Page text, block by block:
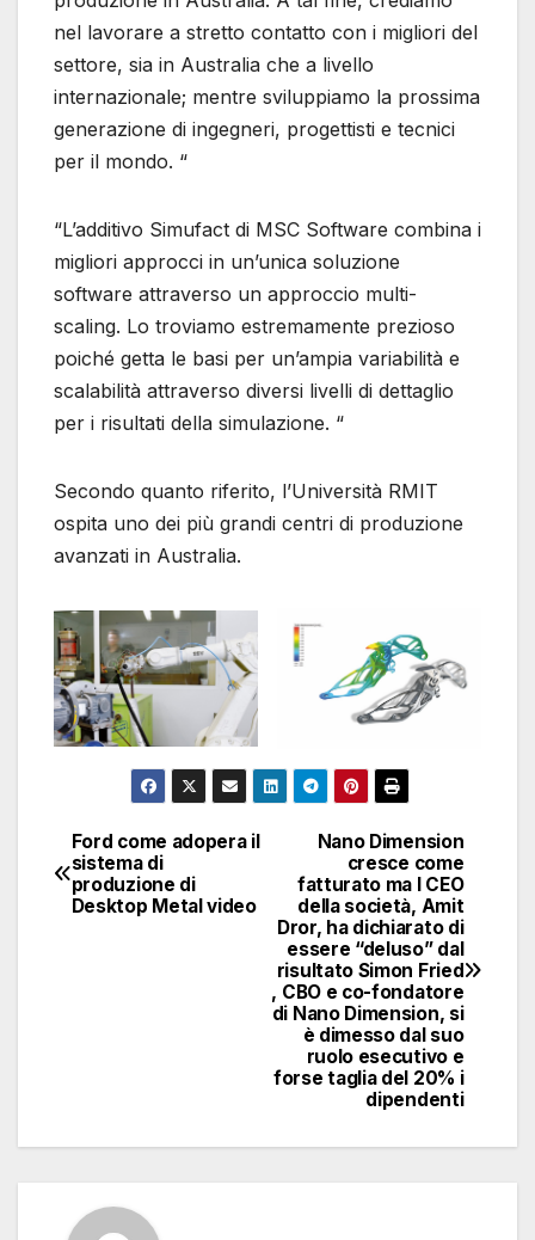
nel lavorare a stretto contatto con i migliori del
settore, sia in Australia che a livello
internazionale; mentre sviluppiamo la prossima
generazione di ingegneri, progettisti e tecnici
per il mondo. “
“L’additivo Simufact di MSC Software combina i
migliori approcci in un’unica soluzione
software attraverso un approccio multi-
scaling. Lo troviamo estremamente prezioso
poiché getta le basi per un’ampia variabilità e
scalabilità attraverso diversi livelli di dettaglio
per i risultati della simulazione. “
Secondo quanto riferito, l’Università RMIT
ospita uno dei più grandi centri di produzione
avanzati in Australia.
Navigazione
articoli
Nano Dimension
cresce come
fatturato ma l CEO
della società, Amit
Dror, ha dichiarato di
essere “deluso” dal
risultato Simon Fried
, CBO e co-fondatore
di Nano Dimension, si
è dimesso dal suo
ruolo esecutivo e
forse taglia del 20% i
dipendenti
Ford come adopera il
sistema di
produzione di
Desktop Metal video